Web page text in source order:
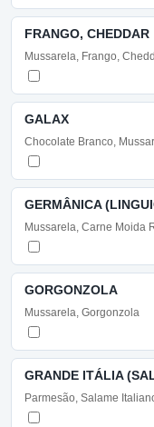
FRANGO, CHEDDAR
Mussarela, Frango,
GALAX
Chocolate Branco,
GERMÂNICA
Mussarela, Carne Moida
GORGONZOLA
Mussarela, Gorgonzola
GRANDE ITÁLIA
Parmesão, Salame